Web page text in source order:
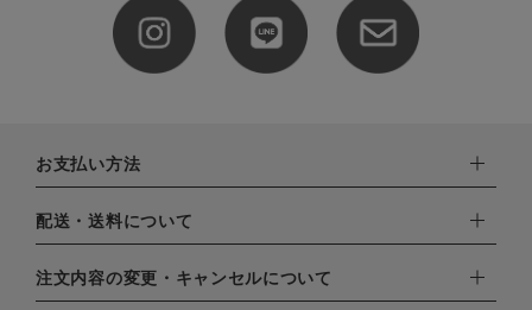
お支払い方法
下記お支払い方法よりお選びいただけます。
・クレジットカード（VISA,mastercard,JCB,AMERICAN
EXPRESS,Diners Club）
・amazonペイメント
配送・送料について
配達業者：日本郵便
注文内容の変更・キャンセルについて